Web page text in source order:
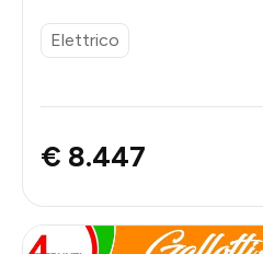
Elettrico
€ 8.447